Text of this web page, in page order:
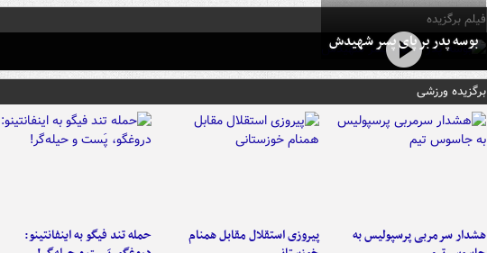
فیلم برگزیده
بوسه‌ پدر بر پای پسر شهیدش
برگزیده ورزشی
هشدار سرمربی پرسپولیس به
پیروزی استقلال مقابل همنام
حمله تند فیگو به اینفانتینو: